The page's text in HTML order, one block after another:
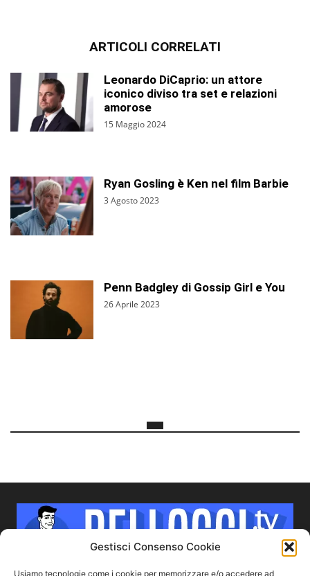
Gestisci Consenso Cookie
Usiamo tecnologie come i cookie per memorizzare e/o accedere ad
ARTICOLI CORRELATI
Leonardo DiCaprio: un attore
iconico diviso tra set e relazioni
amorose
15 Maggio 2024
Ryan Gosling è Ken nel film Barbie
3 Agosto 2023
Penn Badgley di Gossip Girl e You
26 Aprile 2023